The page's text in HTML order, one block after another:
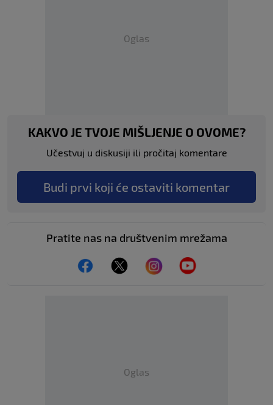
Oglas
KAKVO JE TVOJE MIŠLJENJE O OVOME?
Učestvuj u diskusiji ili pročitaj komentare
Budi prvi koji će ostaviti komentar
Pratite nas na društvenim mrežama
Oglas